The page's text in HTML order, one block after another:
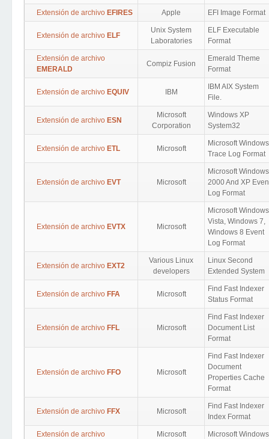
Extensión de archivo EFIRES Apple EFI Image Format
Extensión de archivo ELF
Unix System
Laboratories
ELF Executable
Format
Extensión de archivo
EMERALD
Compiz Fusion
Emerald Theme
Format
Extensión de archivo EQUIV IBM
IBM AIX System
File.
Extensión de archivo ESN
Microsoft
Corporation
Windows XP
System32
Extensión de archivo ETL Microsoft
Microsoft Windows
Trace Log Format
Extensión de archivo EVT Microsoft
Microsoft Windows
2000 And XP
Log Format
Extensión de archivo EVTX Microsoft
Microsoft Windows
Vista, Windows 7,
Windows 8 Event
Log Format
Extensión de archivo EXT2
Various Linux
developers
Linux Second
Extended System
Extensión de archivo FFA Microsoft
Find Fast Indexer
Status Format
Extensión de archivo FFL Microsoft
Find Fast Indexer
Document List
Format
Extensión de archivo FFO Microsoft
Find Fast Indexer
Document
Properties Cache
Format
Extensión de archivo FFX Microsoft
Find Fast Indexer
Index Format
Extensión de archivo
Microsoft
Microsoft Windows